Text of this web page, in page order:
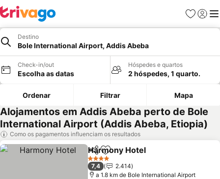
Favoritos
Iniciar
Destino
Bole International Airport, Addis Abeba
Check-in/out
Escolha as datas
Hóspedes e quartos
2 hóspedes, 1 quarto.
Ordenar Filtrar Mapa
Alojamentos em Addis Abeba perto de Bole
International Airport (Addis Abeba, Etiopia)
Como os pagamentos influenciam os resultados
PartilharAdicionar aos favoritos
Harmony Hotel
4 Estrelas
7,4
2.414
a 1.8 km de Bole International Airport